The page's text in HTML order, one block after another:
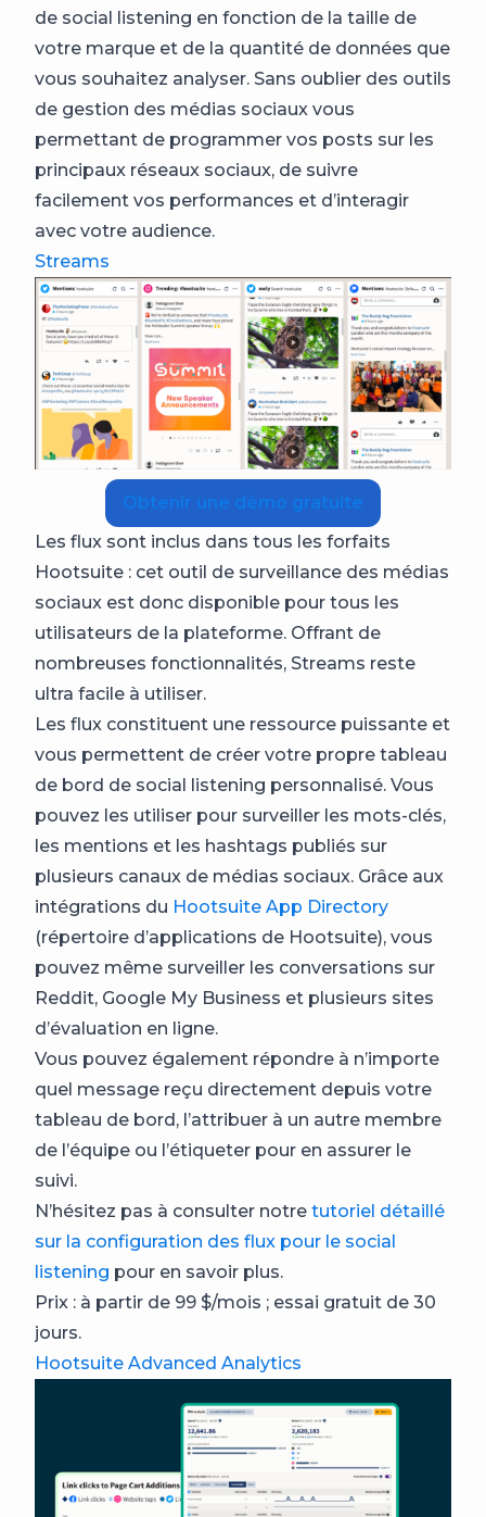
de social listening en fonction de la taille de
votre marque et de la quantité de données que
vous souhaitez analyser. Sans oublier des outils
de gestion des médias sociaux vous
permettant de programmer vos posts sur les
principaux réseaux sociaux, de suivre
facilement vos performances et d’interagir
avec votre audience.
Streams
Obtenir une démo gratuite
Les flux sont inclus dans tous les forfaits
Hootsuite : cet outil de surveillance des médias
sociaux est donc disponible pour tous les
utilisateurs de la plateforme. Offrant de
nombreuses fonctionnalités, Streams reste
ultra facile à utiliser.
Les flux constituent une ressource puissante et
vous permettent de créer votre propre tableau
de bord de social listening personnalisé. Vous
pouvez les utiliser pour surveiller les mots-clés,
les mentions et les hashtags publiés sur
plusieurs canaux de médias sociaux. Grâce aux
intégrations du Hootsuite App Directory
(répertoire d’applications de Hootsuite), vous
pouvez même surveiller les conversations sur
Reddit, Google My Business et plusieurs sites
d’évaluation en ligne.
Vous pouvez également répondre à n’importe
quel message reçu directement depuis votre
tableau de bord, l’attribuer à un autre membre
de l’équipe ou l’étiqueter pour en assurer le
suivi.
N’hésitez pas à consulter notre tutoriel détaillé
sur la configuration des flux pour le social
listening pour en savoir plus.
Prix : à partir de 99 $/mois ; essai gratuit de 30
jours.
Hootsuite Advanced Analytics